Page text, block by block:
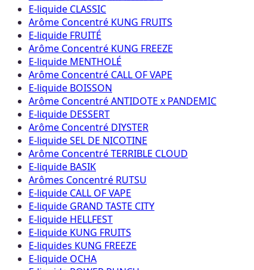
E-liquide CLASSIC
Arôme Concentré KUNG FRUITS
E-liquide FRUITÉ
Arôme Concentré KUNG FREEZE
E-liquide MENTHOLÉ
Arôme Concentré CALL OF VAPE
E-liquide BOISSON
Arôme Concentré ANTIDOTE x PANDEMIC
E-liquide DESSERT
Arôme Concentré DIYSTER
E-liquide SEL DE NICOTINE
Arôme Concentré TERRIBLE CLOUD
E-liquide BASIK
Arômes Concentré RUTSU
E-liquide CALL OF VAPE
E-liquide GRAND TASTE CITY
E-liquide HELLFEST
E-liquide KUNG FRUITS
E-liquides KUNG FREEZE
E-liquide OCHA